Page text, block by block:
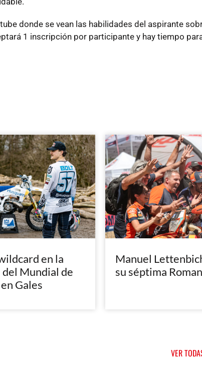
donde se vean las habilidades del aspirante
1 inscripción por participante y hay tiempo
en la
Mundial de
Gales
Manuel
su séptima
VER